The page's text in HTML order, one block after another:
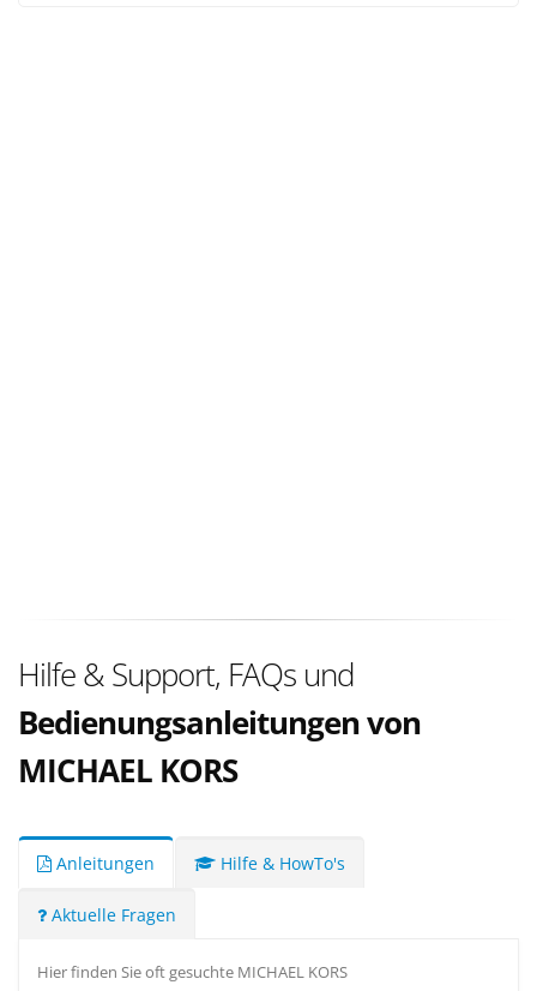
Hilfe & Support, FAQs und
Bedienungsanleitungen von
MICHAEL KORS
Anleitungen Hilfe & HowTo's
Aktuelle Fragen
Hier finden Sie oft gesuchte MICHAEL KORS